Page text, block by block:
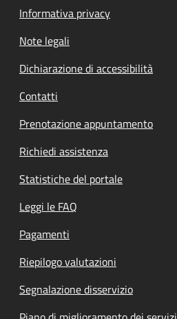
Informativa privacy
Note legali
Dichiarazione di accessibilità
Contatti
Prenotazione appuntamento
Richiedi assistenza
Statistiche del portale
Leggi le FAQ
Pagamenti
Riepilogo valutazioni
Segnalazione disservizio